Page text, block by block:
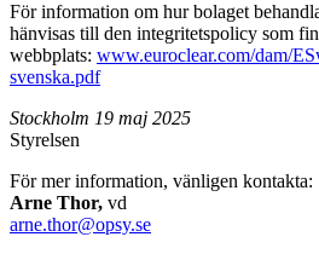
För information om hur bolaget
hänvisas till den integritetspolicy som
webbplats: www.euroclear.com/dam/
svenska.pdf
Stockholm 19 maj 2025
Styrelsen
För mer information, vänligen kontakta:
Arne Thor, vd
arne.thor@opsy.se